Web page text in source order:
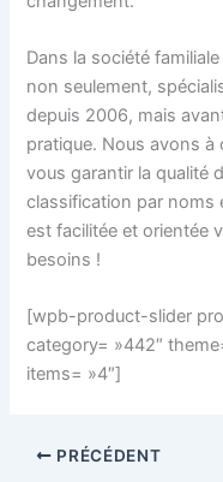
Dans la société familiale
non seulement,
depuis 2006, mais
pratique. Nous avons
vous garantir la qualité
classification par noms
est facilitée et orientée
besoins !
[wpb-product-slider
category= »442″
items= »4″]
PRÉCÉDENT